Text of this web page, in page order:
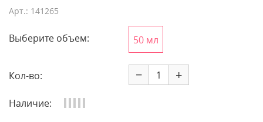
Арт.: 141265
Выберите объем: 50 мл
Кол-во: − +
Наличие: